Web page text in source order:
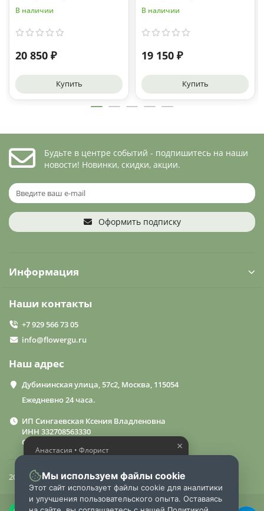
В наличии
20 850 ₽
Купить
В наличии
19 150 ₽
Купить
Будьте в центре событий - подпишитесь на наши
новости! Новинки, скидки, акции.
Оформить подписку
Информация
Наши контакты
+7 929 566 73 05
info@flowergu.ru
Наш адрес
Дубининская улица, 57с2, Москва, 115054
Ежедневно 24 часа.
ИП Сингаевская Ксения Владленовна
ИНН 332708563330
ОГРН 310332714600015
2024 «FlowerGuru»
×
Анастасия • Флорист
букет
Мы используем файлы cookie
Этот сайт использует файлы cookie для аналитики
и улучшения пользовательского опыта. Оставаясь